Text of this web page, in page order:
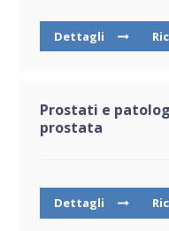
Dettagli
Prostati e
prostata
Dettagli